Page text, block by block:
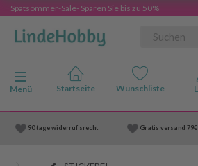
Spätsommer-Sale- Sparen Sie bis zu 50%
Anzeige ändern
Menü
90 tage widerruf srecht Gratis versand 79€